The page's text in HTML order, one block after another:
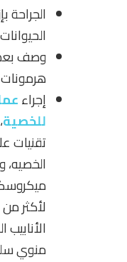
الجراحة
وصف
هرمونات
إجراء
للخصية
تقنيات
منوي